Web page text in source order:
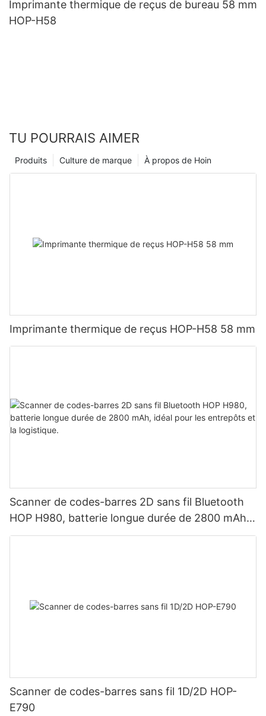
Imprimante thermique de reçus de bureau 58 mm
HOP-H58
TU POURRAIS AIMER
À propos de Hoin
Culture de marque
Produits
Imprimante thermique de reçus HOP-H58 58 mm
Scanner de codes-barres 2D sans fil Bluetooth
HOP H980, batterie longue durée de 2800 mAh,
idéal pour les entrepôts et la logistique.
Scanner de codes-barres sans fil 1D/2D HOP-
E790